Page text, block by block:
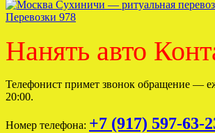
Нанять авто
Телефонист примет звонок обращение —
20:00.
Номер телефона: +7 (917) 597-63-